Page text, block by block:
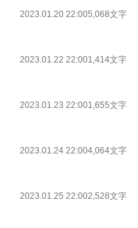
2023.01.20 22:005,068文字
2023.01.22 22:001,414文字
2023.01.23 22:001,655文字
2023.01.24 22:004,064文字
2023.01.25 22:002,528文字